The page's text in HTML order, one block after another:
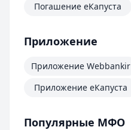
Погашение еКапуста
Приложение
Приложение Webbankir
Приложение еКапуста
Популярные МФО